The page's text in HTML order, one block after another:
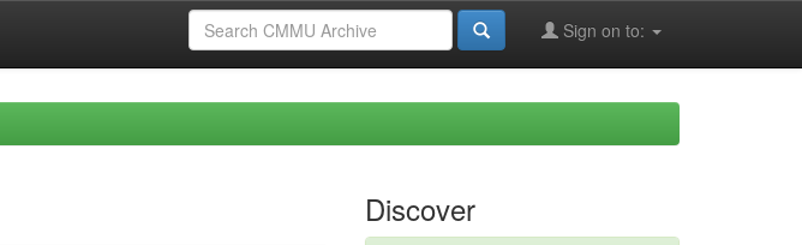
Sign on to:
Discover